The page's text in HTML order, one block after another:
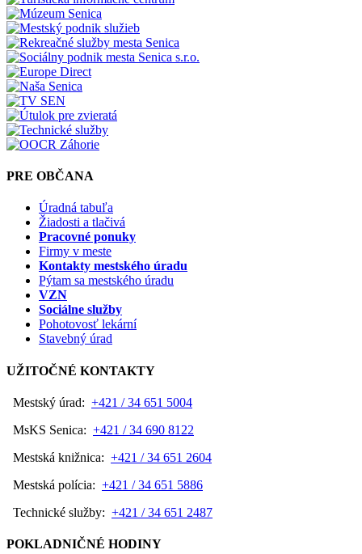
PRE OBČANA
Úradná tabuľa
Žiadosti a tlačivá
Pracovné ponuky
Firmy v meste
Kontakty mestského úradu
Pýtam sa mestského úradu
VZN
Sociálne služby
Pohotovosť lekární
Stavebný úrad
UŽITOČNÉ KONTAKTY
Mestský úrad: +421 / 34 651 5004
MsKS Senica: +421 / 34 690 8122
Mestská knižnica: +421 / 34 651 2604
Mestská polícia: +421 / 34 651 5886
Technické služby: +421 / 34 651 2487
POKLADNIČNÉ HODINY